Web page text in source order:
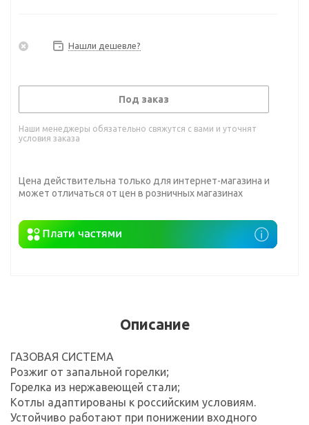
Нашли дешевле?
Под заказ
Наши менеджеры обязательно свяжутся с вами и уточнят
условия заказа
Цена действительна только для интернет-магазина и
может отличаться от цен в розничных магазинах
Описание
ГАЗОВАЯ СИСТЕМА
Розжиг от запальной горелки;
Горелка из нержавеющей стали;
Котлы адаптированы к российским условиям.
Устойчиво работают при понижении входного